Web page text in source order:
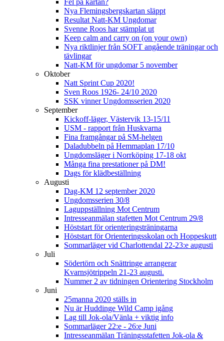
Fel på kartan?
Nya Flemingsbergskartan släppt
Resultat Natt-KM Ungdomar
Svenne Roos har stämplat ut
Keep calm and carry on (on your own)
Nya riktlinjer från SOFT angående träningar och
tävlingar
Natt-KM för ungdomar 5 november
Oktober
Natt Sprint Cup 2020!
Sven Roos 1926- 24/10 2020
SSK vinner Ungdomsserien 2020
September
Kickoff-läger, Västervik 13-15/11
USM - rapport från Huskvarna
Fina framgångar på SM-helgen
Daladubbeln på Hemmaplan 17/10
Ungdomsläger i Norrköping 17-18 okt
Många fina prestationer på DM!
Dags för klädbeställning
Augusti
Dag-KM 12 september 2020
Ungdomsserien 30/8
Laguppställning Mot Centrum
Intresseanmälan stafetten Mot Centrum 29/8
Höststart för orienteringsträningarna
Höststart för Orienteringsskolan och Hoppeskutt
Sommarläger vid Charlottendal 22-23:e augusti
Juli
Södertörn och Snättringe arrangerar
Kvarnsjötrippeln 21-23 augusti.
Nummer 2 av tidningen Orientering Stockholm
Juni
25manna 2020 ställs in
Nu är Huddinge Wild Camp igång
Lag till Jok-ola/Vänla + viktig info
Sommarläger 22:e - 26:e Juni
Intresseanmälan Träningsstafetten Jok-ola &